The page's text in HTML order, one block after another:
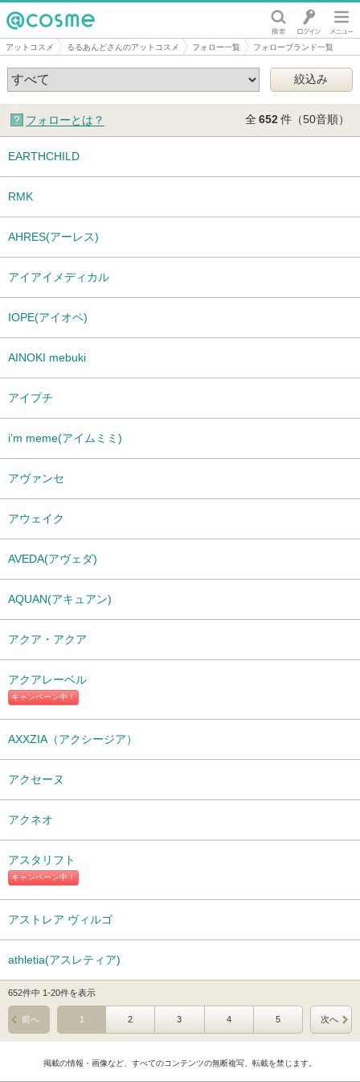
@cosme
アットコスメ るるあんどさんのアットコスメ フォロー一覧 フォローブランド一覧
フォローとは？ 全 652件（50音順）
EARTHCHILD
RMK
AHRES(アーレス)
アイアイメディカル
IOPE(アイオペ)
AINOKI mebuki
アイプチ
i’m meme(アイムミミ)
アヴァンセ
アウェイク
AVEDA(アヴェダ)
AQUAN(アキュアン)
アクア・アクア
キャンペーン中！
アクアレーベル
AXXZIA（アクシージア）
アクセーヌ
アクネオ
キャンペーン中！
アスタリフト
アストレア ヴィルゴ
athletia(アスレティア)
652件中 1-20件を表示
1 2 3 4 5
前へ 次へ
掲載の情報・画像など、すべてのコンテンツの無断複写、転載を禁じます。